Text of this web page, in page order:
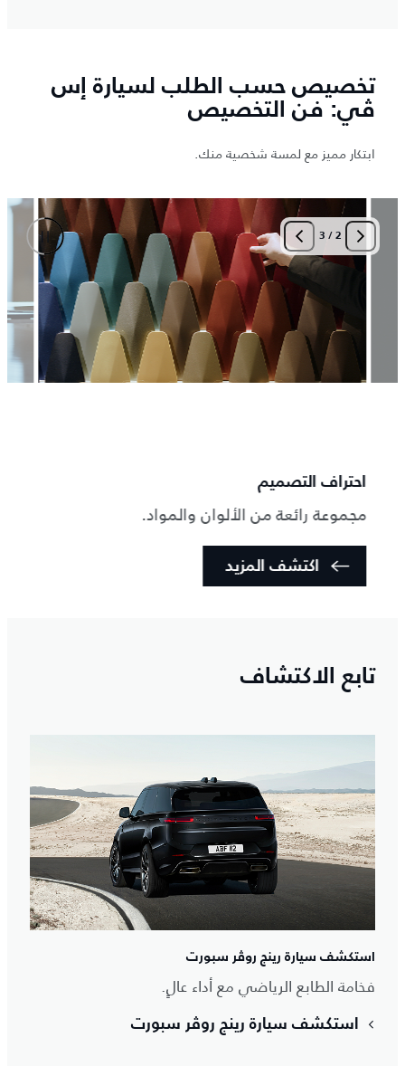
تخصيص حسب الطلب لسيارة إس
ڤي: فن التخصيص
ابتكار مميز مع لمسة شخصية منك.
2
/
3
احتراف التصميم
مجموعة رائعة من الألوان والمواد.
اكتشف المزيد
تابع الاكتشاف
استكشف سيارة رينج روڤر سبورت
فخامة الطابع الرياضي مع أداء عالٍ.
استكشف سيارة رينج روڤر سبورت